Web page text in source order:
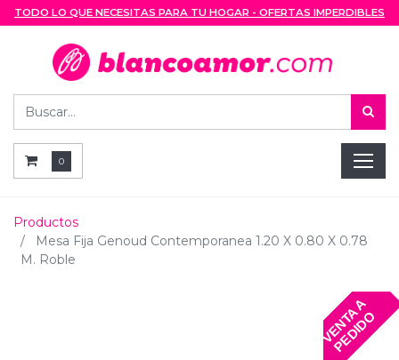
TODO LO QUE NECESITAS PARA TU HOGAR - OFERTAS IMPERDIBLES
0
Productos
Mesa Fija Genoud Contemporanea 1.20 X 0.80 X 0.78
M. Roble
V
E
N
T
A
A
P
E
D
I
D
O